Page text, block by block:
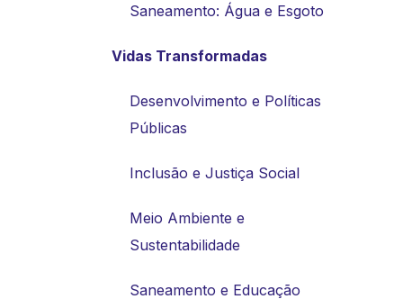
Saneamento: Água e Esgoto
Vidas Transformadas
Desenvolvimento e Políticas
Públicas
Inclusão e Justiça Social
Meio Ambiente e
Sustentabilidade
Saneamento e Educação